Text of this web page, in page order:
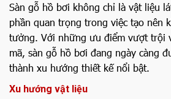
Sàn gỗ hồ bơi không chỉ là vật liệu
phần quan trọng trong việc tạo nên
tưởng. Với những ưu điểm vượt trội
mã, sàn gỗ hồ bơi đang ngày càng
thành xu hướng thiết kế nổi bật.
Xu hướng vật liệu